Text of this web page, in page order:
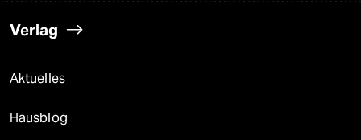
Verlag
Aktuelles
Hausblog